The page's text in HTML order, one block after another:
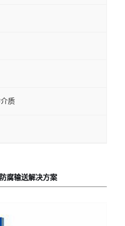
质
腐输送解决方案